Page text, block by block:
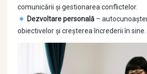
comunicării și gestionarea conflictelor.
Dezvoltare personală–
obiectivelor și creșterea încrederii în sine.